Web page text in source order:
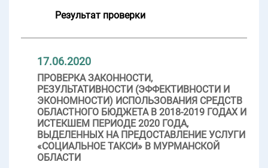
Результат проверки
17.06.2020
ПРОВЕРКА ЗАКОННОСТИ,
РЕЗУЛЬТАТИВНОСТИ (ЭФФЕКТИВНОСТИ И
ЭКОНОМНОСТИ) ИСПОЛЬЗОВАНИЯ СРЕДСТВ
ОБЛАСТНОГО БЮДЖЕТА В 2018-2019 ГОДАХ И
ИСТЕКШЕМ ПЕРИОДЕ 2020 ГОДА,
ВЫДЕЛЕННЫХ НА ПРЕДОСТАВЛЕНИЕ УСЛУГИ
«СОЦИАЛЬНОЕ ТАКСИ» В МУРМАНСКОЙ
ОБЛАСТИ